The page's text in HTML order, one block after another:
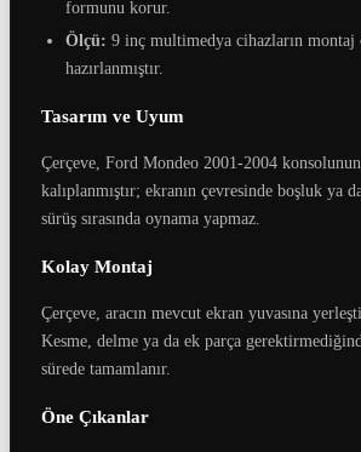
formunu korur.
Ölçü: 9 inç multimedya cihazların montaj
hazırlanmıştır.
Tasarım ve Uyum
Çerçeve, Ford Mondeo 2001-2004
kalıplanmıştır; ekranın çevresinde boşluk ya
sürüş sırasında oynama yapmaz.
Kolay Montaj
Çerçeve, aracın mevcut ekran yuvasına
Kesme, delme ya da ek parça
sürede tamamlanır.
Öne Çıkanlar